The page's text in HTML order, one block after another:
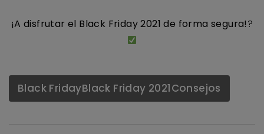
¡A disfrutar el Black Friday 2021 de forma segura!?
Black FridayBlack Friday 2021Consejos